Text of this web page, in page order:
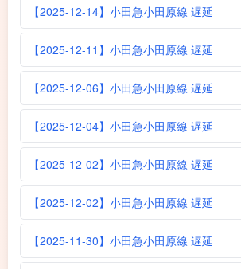
【2025-12-14】小田急小田原線 遅延
【2025-12-11】小田急小田原線 遅延
【2025-12-06】小田急小田原線 遅延
【2025-12-04】小田急小田原線 遅延
【2025-12-02】小田急小田原線 遅延
【2025-12-02】小田急小田原線 遅延
【2025-11-30】小田急小田原線 遅延